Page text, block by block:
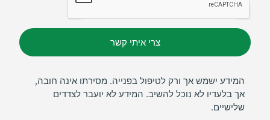
צרי איתי קשר
המידע ישמש אך ורק לטיפול בפנייה. מסירתו אינה חובה,
אך בלעדיו לא נוכל להשיב. המידע לא יועבר לצדדים
שלישיים.